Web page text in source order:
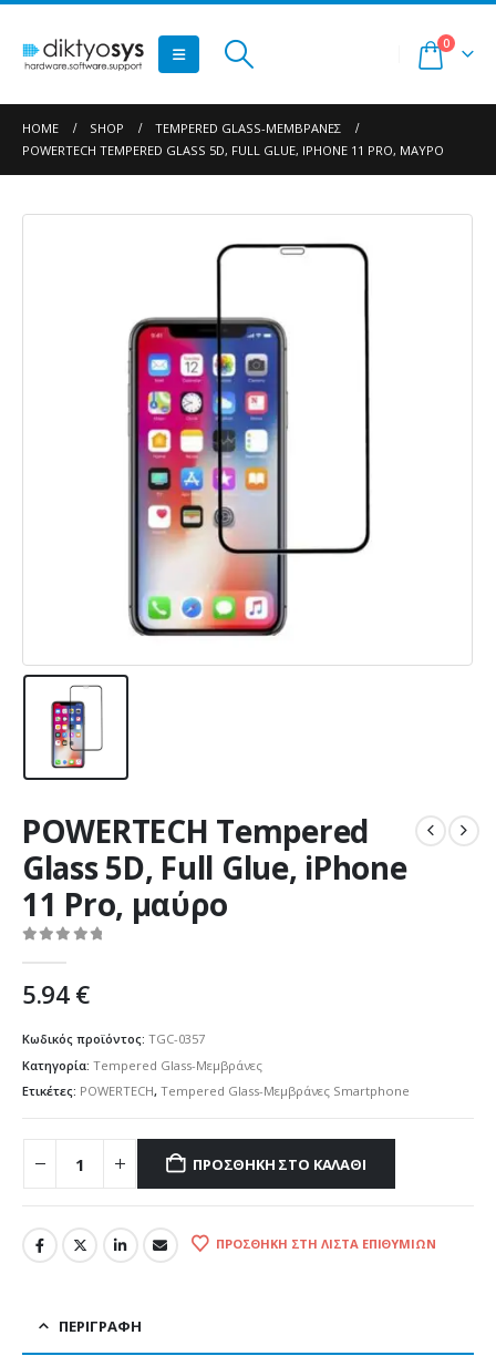
0
HOME SHOP
TEMPERED GLASS-ΜΕΜΒΡΆΝΕΣ
POWERTECH TEMPERED GLASS 5D, FULL GLUE, IPHONE 11 PRO, ΜΑΎΡΟ
POWERTECH Tempered
Glass 5D, Full Glue, iPhone
11 Pro, μαύρο
5.94€
Κωδικός προϊόντος: TGC-0357
Κατηγορία: Tempered Glass-Μεμβράνες
Ετικέτες: POWERTECH, Tempered Glass-Μεμβράνες Smartphone
ΠΡΟΣΘΉΚΗ ΣΤΟ ΚΑΛΆΘΙ
ΠΡΟΣΘΉΚΗ ΣΤΗ ΛΊΣΤΑ ΕΠΙΘΥΜΙΏΝ
ΠΕΡΙΓΡΑΦΉ